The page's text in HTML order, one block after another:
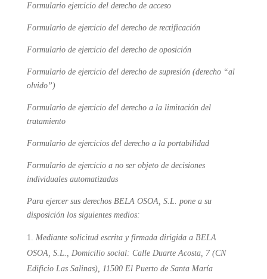
Formulario ejercicio del derecho de acceso
Formulario de ejercicio del derecho de rectificación
Formulario de ejercicio del derecho de oposición
Formulario de ejercicio del derecho de supresión (derecho “al
olvido”)
Formulario de ejercicio del derecho a la limitación del
tratamiento
Formulario de ejercicios del derecho a la portabilidad
Formulario de ejercicio a no ser objeto de decisiones
individuales automatizadas
Para ejercer sus derechos BELA OSOA, S.L. pone a su
disposición los siguientes medios:
Mediante solicitud escrita y firmada dirigida a BELA
OSOA, S.L., Domicilio social: Calle Duarte Acosta, 7 (CN
Edificio Las Salinas), 11500 El Puerto de Santa María